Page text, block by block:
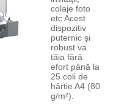
colaje foto
etc Acest
dispozitiv
puternic și
robust va
tăia fără
efort până la
25 coli de
hârtie A4 (80
g/m²).